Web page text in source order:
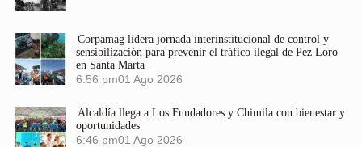
Corpamag lidera jornada interinstitucional de control y
sensibilización para prevenir el tráfico ilegal de Pez Loro
en Santa Marta
6:56 pm01 Ago 2026
Alcaldía llega a Los Fundadores y Chimila con bienestar y
oportunidades
6:46 pm01 Ago 2026